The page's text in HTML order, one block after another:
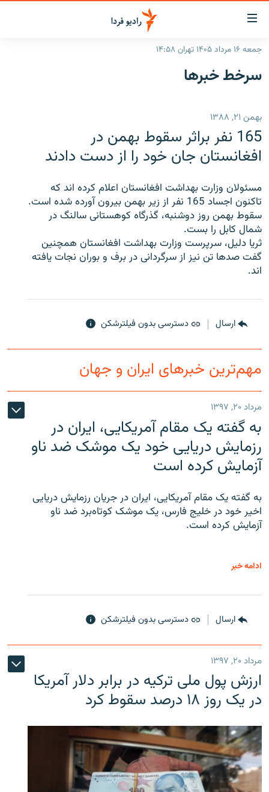
لینک‌های
قابلیت
دسترسی
بازگشت
اصلی
رفتن
صفحه
ایران
رادیو
انتخاب کنید و بشنوید
فرکانس‌ها
پادکست
گزارش‌های تصویری
گزارش‌های ویدئویی
زنان فردا
English
به ما بپیوندید
جمعه ۱۶ مرداد ۱۴۰۵ تهران ۱۴:۵۸
سرخط‌ خبرها
بهمن ۲۱, ۱۳۸۸
165 نفر براثر سقوط بهمن در
افغانستان جان خود را از دست دادند
مسئولان وزارت بهداشت افغانستان اعلام کرده اند که
تاکنون اجساد 165 نفر از زیر بهمن بیرون آورده شده است.
سقوط بهمن روز دوشنبه، گذرگاه کوهستانی سالنگ در
شمال کابل را بست.
ثریا دلیل، سرپرست وزارت بهداشت افغانستان همچنین
گفت صدها تن نیز از سرگردانی در برف و بوران نجات یافته
اند.
ارسال دسترسی بدون فیلترشکن
مهم‌ترین خبرهای ایران و جهان
مرداد ۲۰, ۱۳۹۷
به گفته یک مقام آمریکایی، ایران در
رزمایش دریایی خود یک موشک ضد ناو
آزمایش کرده است
به گفته یک مقام آمریکایی، ایران در جریان رزمایش دریایی
اخیر خود در خلیج فارس، یک موشک کوتاه‌برد ضد ناو
آزمایش کرده است.
ادامه خبر
ارسال دسترسی بدون فیلترشکن
مرداد ۲۰, ۱۳۹۷
ارزش پول ملی ترکیه در برابر دلار آمریکا
در یک روز ۱۸ درصد سقوط کرد